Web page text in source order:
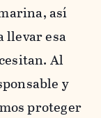
así
llevar esa
Al
y
proteger